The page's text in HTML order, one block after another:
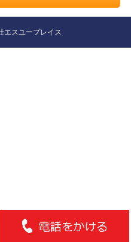
スユープレイス